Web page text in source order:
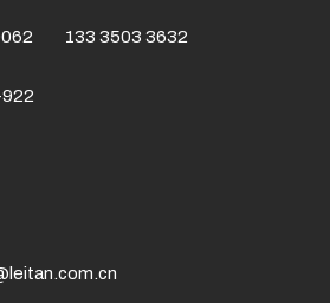
0062 133 3503 3632